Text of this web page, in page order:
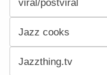
Jazz cooks
Jazzthing.tv